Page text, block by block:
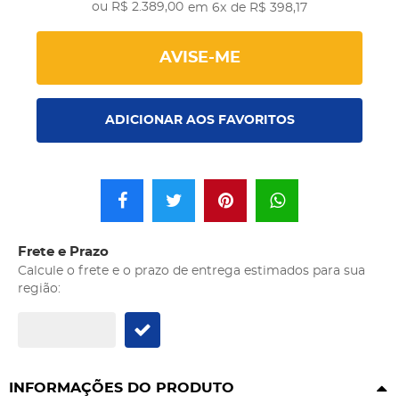
R$ 2.389,00 em 6x de R$ 398,17
AVISE-ME
ADICIONAR AOS FAVORITOS
Frete e Prazo
Calcule o frete e o prazo de entrega estimados para sua
região:
INFORMAÇÕES DO PRODUTO